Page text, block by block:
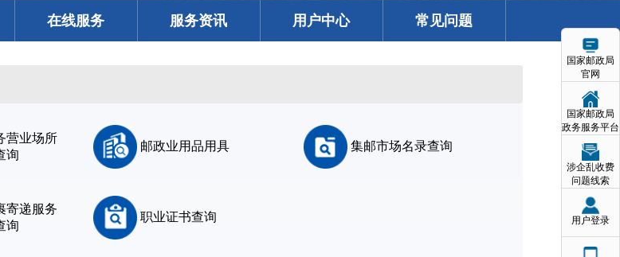
国家邮政局
官网
国家邮政局
政务服务平台
涉企乱收费
问题线索
用户登录
在线服务 服务资讯 用户中心 常见问题
营业场所
询
邮政业用品用具 集邮市场名录查询
寄递服务
询
职业证书查询